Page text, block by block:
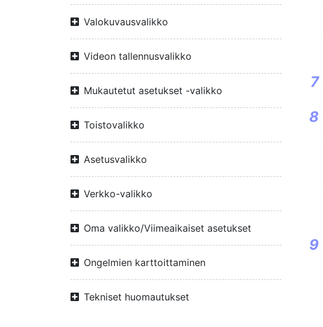
Valokuvausvalikko
Videon tallennusvalikko
Mukautetut asetukset -valikko
Toistovalikko
Asetusvalikko
Verkko-valikko
Oma valikko/Viimeaikaiset asetukset
Ongelmien karttoittaminen
Tekniset huomautukset